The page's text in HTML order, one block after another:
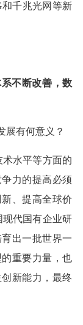
千兆光网等新
不断改善，数
展有何意义？
水平等方面的
力的提高必须
、提高全球价
代国有企业研
出一批世界一
重要力量，也
新能力，最终